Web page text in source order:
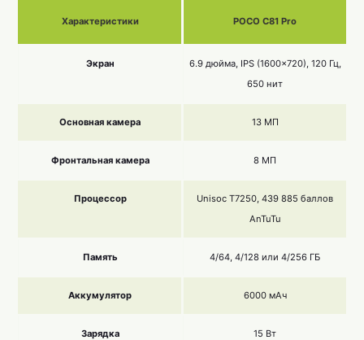
Характеристики POCO C81 Pro
Экран
6.9 дюйма, IPS (1600×720), 120 Гц,
650 нит
Основная камера 13 МП
Фронтальная камера 8 МП
Процессор
Unisoc T7250, 439 885 баллов
AnTuTu
Память 4/64, 4/128 или 4/256 ГБ
Аккумулятор 6000 мАч
Зарядка 15 Вт